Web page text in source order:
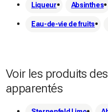
Liqueur Absinthes
Eau-de-vie de fruits
Voir les produits
apparentés